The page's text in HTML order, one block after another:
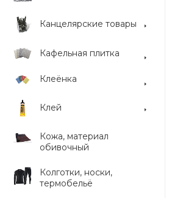
Канцелярские товары
Кафельная плитка
Клеёнка
Клей
Кожа, материал
обивочный
Колготки, носки,
термобельё